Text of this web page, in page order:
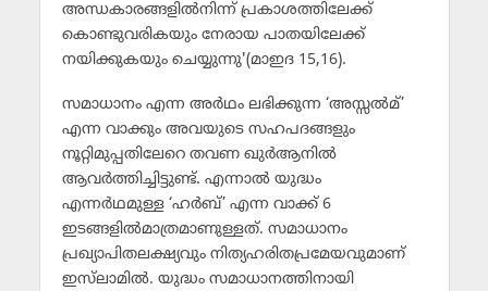
അന്ധകാരങ്ങളില്‍നിന്ന് പ്രകാശത്തിലേക്ക്
കൊണ്ടുവരികയും നേരായ പാതയിലേക്ക്
നയിക്കുകയും ചെയ്യുന്നു'(മാഇദ 15,16).
സമാധാനം എന്ന അര്‍ഥം ലഭിക്കുന്ന ‘അസ്സല്‍മ്’
എന്ന വാക്കും അവയുടെ സഹപദങ്ങളും
നൂറ്റിമുപ്പതിലേറെ തവണ ഖുര്‍ആനില്‍
ആവര്‍ത്തിച്ചിട്ടുണ്ട്. എന്നാല്‍ യുദ്ധം
എന്നര്‍ഥമുള്ള ‘ഹര്‍ബ്’ എന്ന വാക്ക് 6
ഇടങ്ങളില്‍മാത്രമാണുള്ളത്. സമാധാനം
പ്രഖ്യാപിതലക്ഷ്യവും നിത്യഹരിതപ്രമേയവുമാണ്
ഇസ്‌ലാമില്‍. യുദ്ധം സമാധാനത്തിനായി